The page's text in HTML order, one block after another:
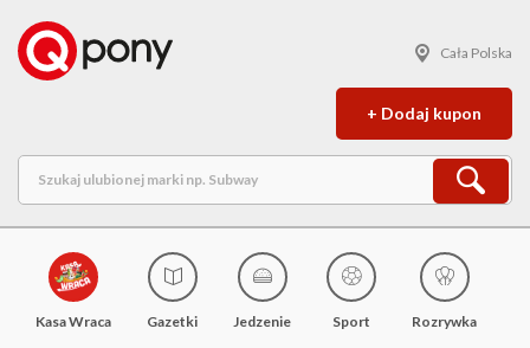
Cała Polska
+ Dodaj kupon
Kasa Wraca Gazetki Jedzenie Sport Rozrywka